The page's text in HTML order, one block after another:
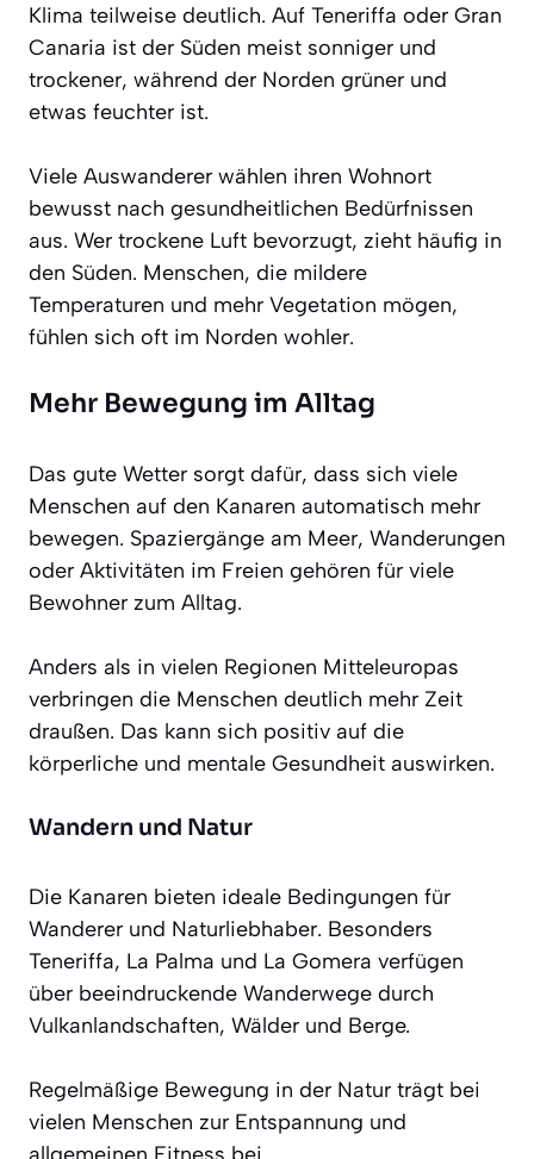
Klima teilweise deutlich. Auf Teneriffa oder Gran
Canaria ist der Süden meist sonniger und
trockener, während der Norden grüner und
etwas feuchter ist.
Viele Auswanderer wählen ihren Wohnort
bewusst nach gesundheitlichen Bedürfnissen
aus. Wer trockene Luft bevorzugt, zieht häufig in
den Süden. Menschen, die mildere
Temperaturen und mehr Vegetation mögen,
fühlen sich oft im Norden wohler.
Mehr Bewegung im Alltag
Das gute Wetter sorgt dafür, dass sich viele
Menschen auf den Kanaren automatisch mehr
bewegen. Spaziergänge am Meer, Wanderungen
oder Aktivitäten im Freien gehören für viele
Bewohner zum Alltag.
Anders als in vielen Regionen Mitteleuropas
verbringen die Menschen deutlich mehr Zeit
draußen. Das kann sich positiv auf die
körperliche und mentale Gesundheit auswirken.
Wandern und Natur
Die Kanaren bieten ideale Bedingungen für
Wanderer und Naturliebhaber. Besonders
Teneriffa, La Palma und La Gomera verfügen
über beeindruckende Wanderwege durch
Vulkanlandschaften, Wälder und Berge.
Regelmäßige Bewegung in der Natur trägt bei
vielen Menschen zur Entspannung und